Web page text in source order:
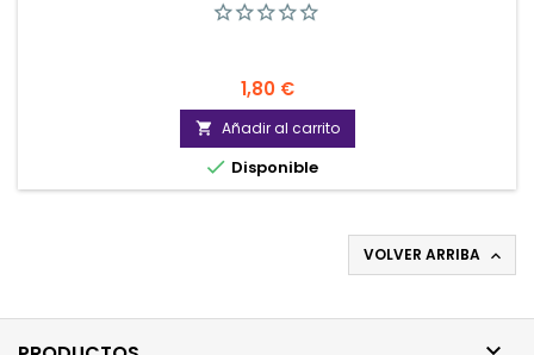
Precio
1,80 €
 Añadir al carrito
 Disponible
VOLVER ARRIBA 